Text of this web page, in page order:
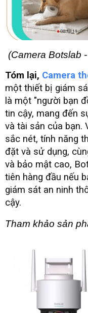
(Camera Botslab
Tóm lại, Camera
một thiết bị giám
là một "người bạn
tin cậy, mang đến
và tài sản của bạn.
sắc nét, tính năng
đặt và sử dụng,
và bảo mật cao,
tiên hàng đầu nếu
giám sát an ninh
cậy.
Tham khảo sản